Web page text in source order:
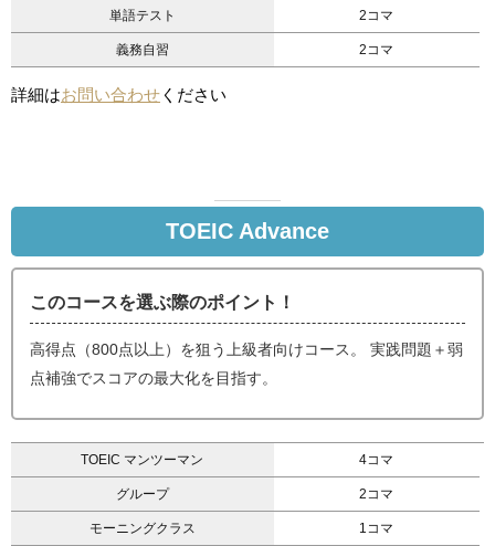
単語テスト 2コマ
義務自習 2コマ
詳細はお問い合わせ ください
TOEIC Advance
このコースを選ぶ際のポイント！
高得点（800点以上）を狙う上級者向けコース。 実践問題＋弱
点補強でスコアの最大化を目指す。
TOEIC マンツーマン 4コマ
グループ 2コマ
モーニングクラス 1コマ